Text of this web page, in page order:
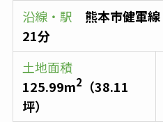
沿線・駅 熊本市健軍線
21分
土地面積
125.99m2 （38.11
坪）